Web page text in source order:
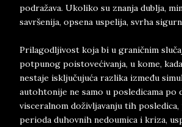
podražava. Ukoliko su znanja dublja,
savršenija, opsena uspelija, svrha
Prilagodljivost koja bi u graničnim
potpunog poistovećivanja, u kome,
nestaje isključujuća razlika između
autohtonije ne samo u posledicama po
visceralnom doživljavanju tih posledica,
perioda duhovnih nedoumica i kriza,